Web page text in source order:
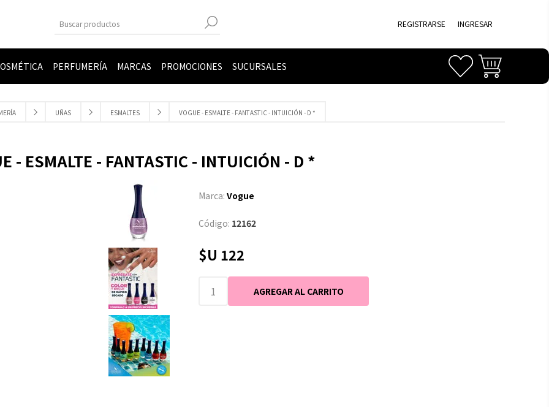
REGISTRARSE INGRESAR
PERFUMERÍA MARCAS PROMOCIONES SUCURSALES
UÑAS ESMALTES VOGUE - ESMALTE - FANTASTIC - INTUICIÓN - D *
- ESMALTE - FANTASTIC - INTUICIÓN - D *
Marca: Vogue
Código: 12162
$U 122